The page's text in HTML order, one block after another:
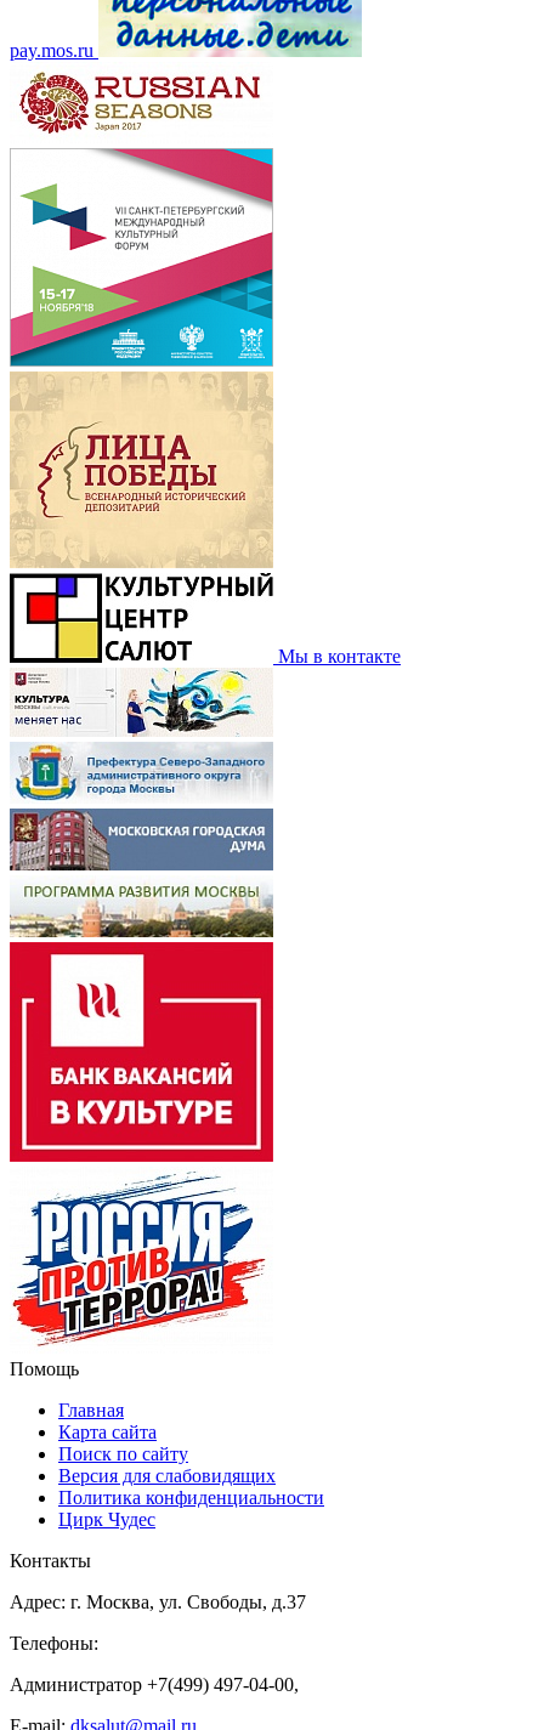
pay.mos.ru
Мы в контакте
Помощь
Главная
Карта сайта
Поиск по сайту
Версия для слабовидящих
Политика конфиденциальности
Цирк Чудес
Контакты
Адрес: г. Москва, ул. Свободы, д.37
Телефоны:
Администратор +7(499) 497-04-00,
E-mail: dksalut@mail.ru